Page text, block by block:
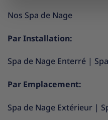
Nos Spa de Nage
Par Installation:
Spa de Nage Enterré |
Par Emplacement:
Spa de Nage Extérieur |